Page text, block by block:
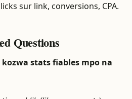
sur link, conversions, CPA.
Questions
stats fiables mpo na